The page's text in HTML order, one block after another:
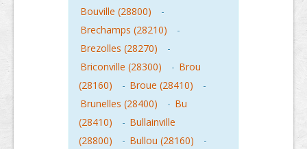
Bouville (28800)
-
Brechamps (28210)
-
Brezolles (28270)
-
Briconville (28300)
- Brou
(28160)
- Broue (28410)
-
Brunelles (28400)
- Bu
(28410)
- Bullainville
(28800)
- Bullou (28160)
-